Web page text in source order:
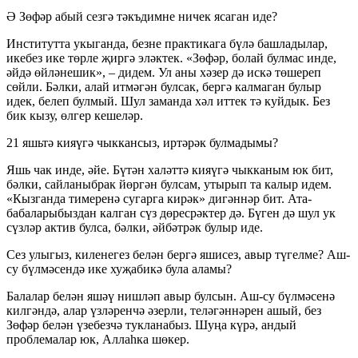
Ә Зөфәр абый сезгә тәкъдимне ничек ясаган иде?
Институтта укыганда, безне практикага бүлә башладылар,
икебез ике төрле җиргә эләктек. «Зөфәр, болай булмас инде,
әйдә өйләнешик», – дидем. Ул аны хәзер дә искә төшереп
сөйли. Бәлки, алай итмәгән булсак, бергә калмаган булыр
идек, белеп булмый. Шул заманда хәл иттек тә куйдык. Без
бик кызу, өлгер кешеләр.
21 яшьтә кияүгә чыккансыз, иртәрәк булмадымы?
Яшь чак инде, әйе. Бүтән халәттә кияүгә чыкканым юк бит,
бәлки, сайланыбрак йөргән булсам, утырып та калыр идем.
«Кызганда тимеренә сугарга кирәк» дигәннәр бит. Ата-
бабаларыбыздан калган сүз дөресрәктер дә. Бүген дә шул ук
сүзләр актив булса, бәлки, әйбәтрәк булыр иде.
Сез улыгыз, киленегез белән бергә яшисез, авыр түгелме? Аш-
су бүлмәсендә ике хуҗабикә була аламы?
Балалар белән яшәү нишләп авыр булсын. Аш-су бүлмәсенә
килгәндә, алар үзләренчә әзерли, теләгәннәрен ашый, без
Зөфәр белән үзебезчә тукланабыз. Шуңа күрә, андый
проблемалар юк, Аллаһка шөкер.